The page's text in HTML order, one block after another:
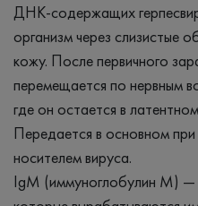
ДНК-содержащих
организм через слизистые
кожу. После первичного
перемещается по нервным
где он остается в
Передается в основном
носителем вируса.
IgM (иммуноглобулин M) —